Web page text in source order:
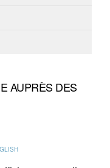
AUPRÈS DES